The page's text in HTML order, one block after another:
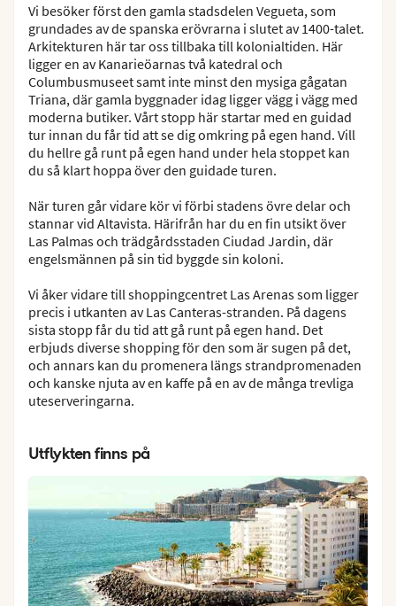
Vi besöker först den gamla stadsdelen Vegueta, som
grundades av de spanska erövrarna i slutet av 1400-talet.
Arkitekturen här tar oss tillbaka till kolonialtiden. Här
ligger en av Kanarieöarnas två katedral och
Columbusmuseet samt inte minst den mysiga gågatan
Triana, där gamla byggnader idag ligger vägg i vägg med
moderna butiker. Vårt stopp här startar med en guidad
tur innan du får tid att se dig omkring på egen hand. Vill
du hellre gå runt på egen hand under hela stoppet kan
du så klart hoppa över den guidade turen.
När turen går vidare kör vi förbi stadens övre delar och
stannar vid Altavista. Härifrån har du en fin utsikt över
Las Palmas och trädgårdsstaden Ciudad Jardin, där
engelsmännen på sin tid byggde sin koloni.
Vi åker vidare till shoppingcentret Las Arenas som ligger
precis i utkanten av Las Canteras-stranden. På dagens
sista stopp får du tid att gå runt på egen hand. Det
erbjuds diverse shopping för den som är sugen på det,
och annars kan du promenera längs strandpromenaden
och kanske njuta av en kaffe på en av de många trevliga
uteserveringarna.
Utflykten finns på